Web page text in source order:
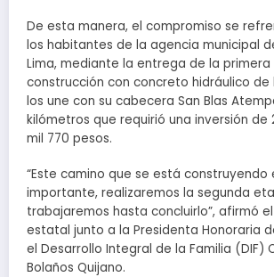
De esta manera, el compromiso se
los habitantes de la agencia municipal
Lima, mediante la entrega de la
construcción con concreto hidráulico
los une con su cabecera San Blas
kilómetros que requirió una inversión de
mil 770 pesos.
“Este camino que se está construyendo
importante, realizaremos la segunda
trabajaremos hasta concluirlo”, afirmó
estatal junto a la Presidenta Honoraria
el Desarrollo Integral de la Familia (DIF)
Bolaños Quijano.